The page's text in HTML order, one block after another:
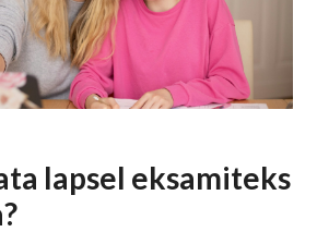
lapsel eksamiteks